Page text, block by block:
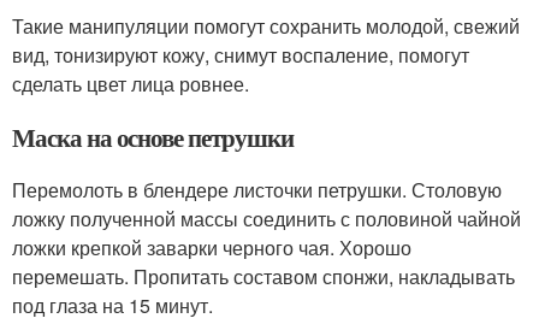
Такие манипуляции помогут сохранить молодой, свежий
вид, тонизируют кожу, снимут воспаление, помогут
сделать цвет лица ровнее.
Маска на основе петрушки
Перемолоть в блендере листочки петрушки. Столовую
ложку полученной массы соединить с половиной чайной
ложки крепкой заварки черного чая. Хорошо
перемешать. Пропитать составом спонжи, накладывать
под глаза на 15 минут.